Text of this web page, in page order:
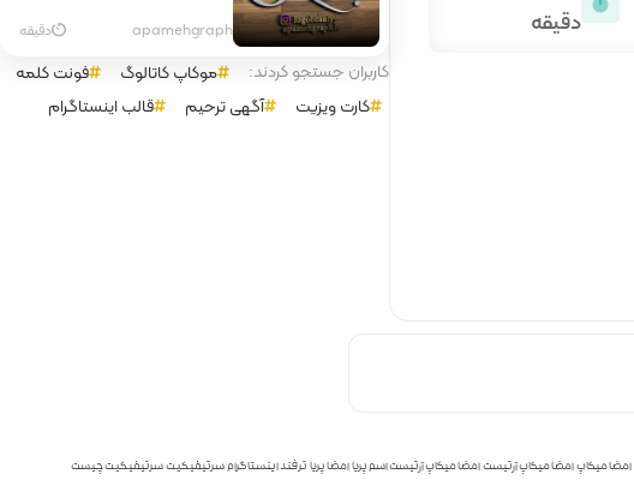
دقیقه apamehgraph دقیقه
کاربران جستجو کردند: موکاپ کاتالوگ
فونت کلمه
کارت ویزیت
آگهی ترحیم قالب اینستاگرام
امضا میکاپامضا میکاپ آرتیستامضا میکاپ آرتیست اسم پریاامضا پریا ترفند اینستاگرامسرتیفیکیتسرتیفیکیت چیست